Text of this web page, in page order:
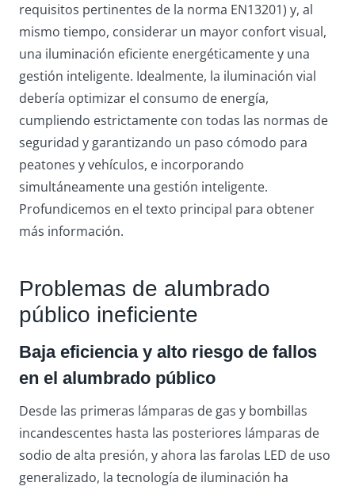
requisitos pertinentes de la norma EN13201) y, al
mismo tiempo, considerar un mayor confort visual,
una iluminación eficiente energéticamente y una
gestión inteligente. Idealmente, la iluminación vial
debería optimizar el consumo de energía,
cumpliendo estrictamente con todas las normas de
seguridad y garantizando un paso cómodo para
peatones y vehículos, e incorporando
simultáneamente una gestión inteligente.
Profundicemos en el texto principal para obtener
más información.
Problemas de alumbrado
público ineficiente
Baja eficiencia y alto riesgo de fallos
en el alumbrado público
Desde las primeras lámparas de gas y bombillas
incandescentes hasta las posteriores lámparas de
sodio de alta presión, y ahora las farolas LED de uso
generalizado, la tecnología de iluminación ha